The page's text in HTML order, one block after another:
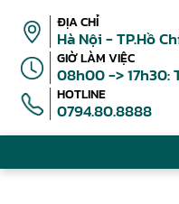
ĐỊA CHỈ
Hà Nội - TP.Hồ
GIỜ LÀM VIỆC
08h00 -> 17h30:
HOTLINE
0794.80.8888